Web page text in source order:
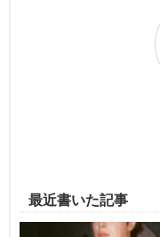
最近書いた記事